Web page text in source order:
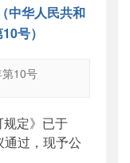
中华人民共和
号）
10号
号
;经营许可
规定》已于
过，现予公